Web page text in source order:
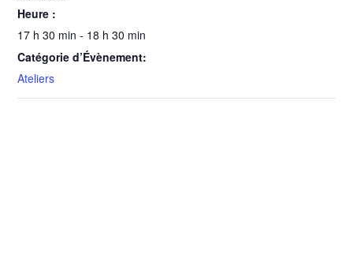
Heure :
17 h 30 min - 18 h 30 min
Catégorie d’Évènement:
Ateliers